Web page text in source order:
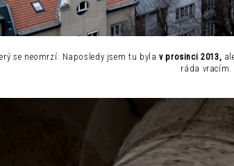
se neomrzí. Naposledy jsem tu bylav prosinci 2013,
ráda vracím.